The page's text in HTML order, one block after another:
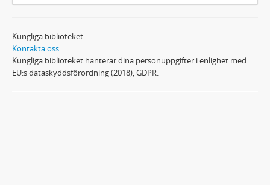
Kungliga biblioteket
Kontakta oss
Kungliga biblioteket hanterar dina personuppgifter i enlighet med
EU:s dataskyddsförordning (2018), GDPR.